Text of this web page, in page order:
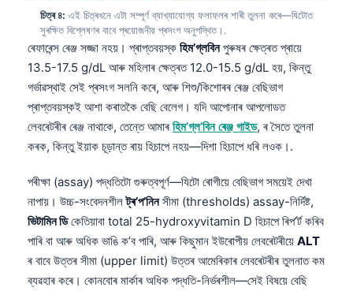
চিত্ৰ ৪: এই চিত্ৰখনে এটা সম্পূৰ্ণ ব্যাখ্যাযোগ্য ফলাফলৰ শাৰী তুলনা কৰে—যিটোত
সুৰক্ষিত বিশ্লেষণৰ বাবে প্ৰয়োজনীয় প্ৰসংগ অনুপস্থিত।.
ৰেফাৰেন্স ৰেঞ্জ সজ্জা নহয়। প্ৰাপ্তবয়স্ক হিম’গ্লবিনপুৰুষৰ ক্ষেত্ৰত প্ৰায়ে
13.5-17.5 g/dL আৰু মহিলাৰ ক্ষেত্ৰত 12.0-15.5 g/dL হয়, কিন্তু
গৰ্ভাৱস্থাই সেই প্ৰসংগ সলনি কৰে, আৰু শিশু/কিশোৰৰ ৰেঞ্জ বেছিভাগ
প্ৰাপ্তবয়স্কই আশা কৰাতকৈ বেছি বেলেগ। যদি আপোনাৰ আপলোডত
লেবৰেটৰীৰ ৰেঞ্জ নাথাকে, তেন্তে আমাৰ হিম’গ্ল’বিন ৰেঞ্জ গাইড, ৰ সৈতে তুলনা
কৰক, কিন্তু ইয়াক চূড়ান্ত ৰায় হিচাপে নহয়—দিশা হিচাপে ধৰি লওক।.
পৰীক্ষা (assay) পদ্ধতিটো গুৰুত্বপূৰ্ণ—যিটো ৰোগীয়ে বেছিভাগ সময়েই দেখা
নাপায়। উচ্চ-সংবেদনশীলট্ৰ’প’নিনসীমা (thresholds) assay-নিৰ্দিষ্ট,
ভিটামিন ডিকেতিয়াবা total 25-hydroxyvitamin D হিচাপে ৰিপ’ৰ্ট কৰিব
পাৰি বা আৰু অধিক ভাঙি ক’ব পাৰি, আৰু কিছুমান ইউৰোপীয় লেবৰেটৰীয়ে ALT
ৰ বাবে উত্তৰ সীমা (upper limit) উত্তৰ আমেৰিকাৰ লেবৰেটৰীৰ তুলনাত কম
ব্যৱহাৰ কৰে। কোনবোৰ মাৰ্কাৰ অধিক পদ্ধতি-নিৰ্ভৰশীল—সেই বিষয়ে বেছি